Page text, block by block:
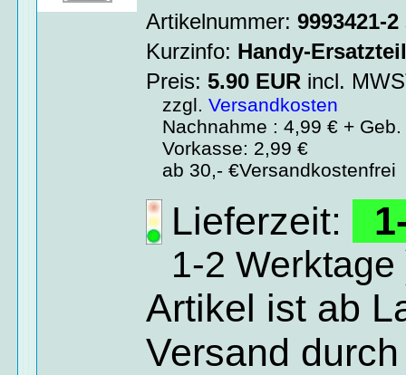
Artikelnummer:9993421-2
Kurzinfo: Handy-
Preis:5.90 EUR incl.
zzgl.Versandkosten
Nachnahme : 4,99 € + Geb.
Vorkasse: 2,99 €
ab 30,- €Versandkostenfrei
Lieferzeit:
1-2 Werktage
Artikel ist ab
Versand